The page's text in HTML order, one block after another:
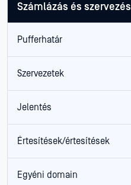
Számlázás és szervezés
Pufferhatár
Szervezetek
Jelentés
Értesítések/értesítések
Egyéni domain